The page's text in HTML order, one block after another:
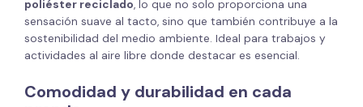
poliéster reciclado, lo que no solo proporciona una
sensación suave al tacto, sino que también contribuye a la
sostenibilidad del medio ambiente. Ideal para trabajos y
actividades al aire libre donde destacar es esencial.
Comodidad y durabilidad en cada